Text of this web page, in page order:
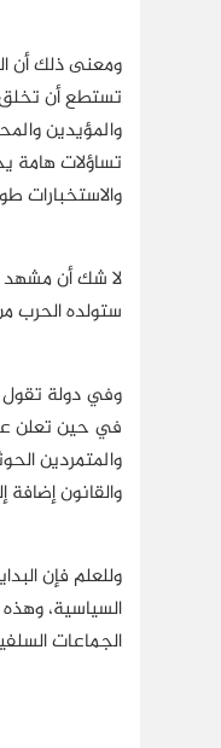
ومعنى ذلك أن
تستطع أن تخلق
والمؤيدين
تساؤلات هامة
والاستخبارات
لا شك أن مشهد
ستولده الحرب
وفي دولة تقول
في حين تعلن
والمتمردين
والقانون
وللعلم فإن
السياسية،
الجماعات